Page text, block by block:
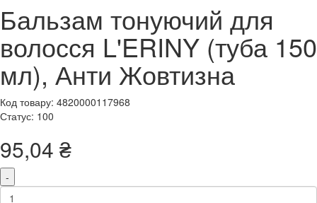
Бальзам тонуючий для
волосся L'ERINY (туба 150
мл), Анти Жовтизна
Код товару: 4820000117968
Статус: 100
95,04 ₴
-